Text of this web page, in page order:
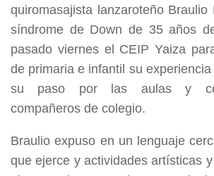
quiromasajista lanzaroteño Braulio
síndrome de Down de 35 años
pasado viernes el CEIP Yaiza
de primaria e infantil su
su paso por las aulas y
compañeros de colegio.
Braulio expuso en un lenguaje
que ejerce y actividades artísticas